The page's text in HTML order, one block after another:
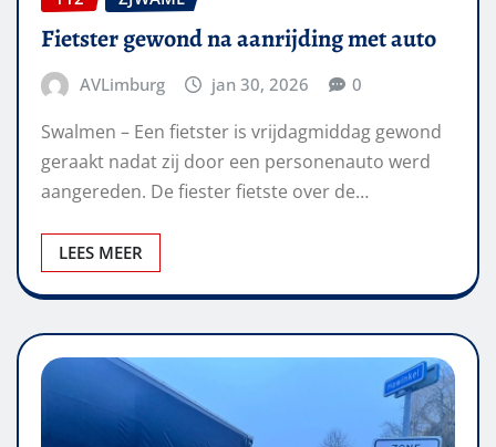
Fietster gewond na aanrijding met auto
AVLimburg jan 30, 2026 0
Swalmen – Een fietster is vrijdagmiddag gewond
geraakt nadat zij door een personenauto werd
aangereden. De fiester fietste over de…
LEES MEER